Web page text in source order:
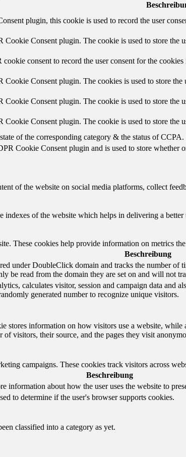
plugin, this cookie is used to record the user
Cookie Consent plugin. The cookie is used to store the
consent to record the user consent for the
Cookie Consent plugin. The cookies is used to store
Cookie Consent plugin. The cookie is used to store the
Cookie Consent plugin. The cookie is used to store the
of the corresponding category & the status of
Cookie Consent plugin and is used to store whether
of the website on social media platforms, collect
indexes of the website which helps in delivering a
These cookies help provide information on metrics
Beschreibung
under DoubleClick domain and tracks the number of
be read from the domain they are set on and will not
calculates visitor, session and campaign data and
generated number to recognize unique visitors.
stores information on how visitors use a website,
of visitors, their source, and the pages they visit
campaigns. These cookies track visitors across
Beschreibung
information about how the user uses the website to
to determine if the user's browser supports cookies.
classified into a category as yet.